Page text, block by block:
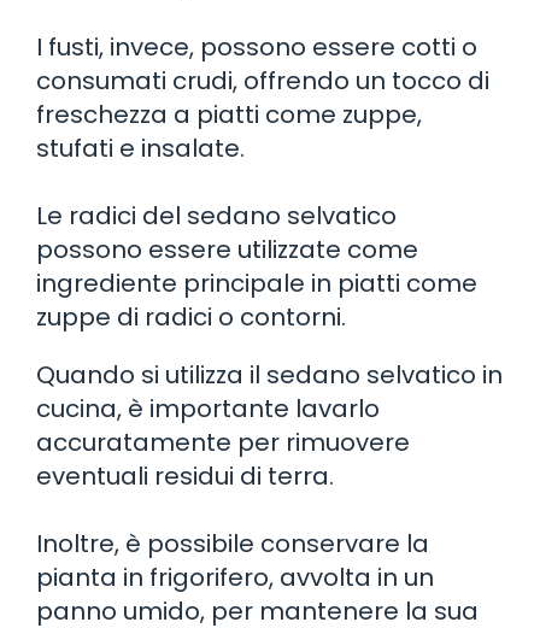
I fusti, invece, possono essere cotti o
consumati crudi, offrendo un tocco di
freschezza a piatti come zuppe,
stufati e insalate.
Le radici del sedano selvatico
possono essere utilizzate come
ingrediente principale in piatti come
zuppe di radici o contorni.
Quando si utilizza il sedano selvatico in
cucina, è importante lavarlo
accuratamente per rimuovere
eventuali residui di terra.
Inoltre, è possibile conservare la
pianta in frigorifero, avvolta in un
panno umido, per mantenere la sua